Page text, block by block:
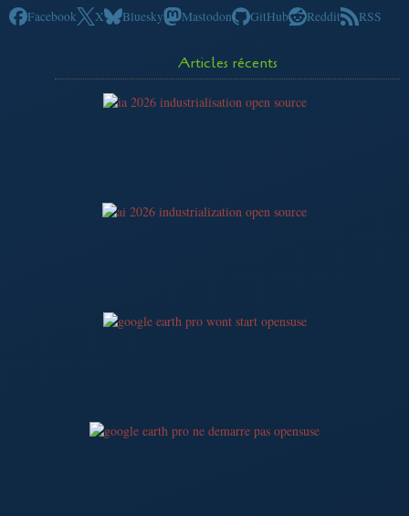
Facebook X Bluesky Mastodon GitHub Reddit RSS
Articles récents